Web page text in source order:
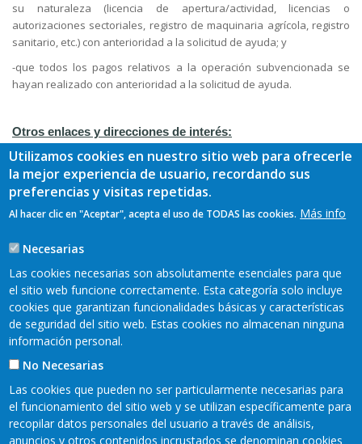
su naturaleza (licencia de apertura/actividad, licencias o
autorizaciones sectoriales, registro de maquinaria agrícola, registro
sanitario, etc.) con anterioridad a la solicitud de ayuda; y
-que todos los pagos relativos a la operación subvencionada se
hayan realizado con anterioridad a la solicitud de ayuda.
Otros enlaces y direcciones de interés:
BASES REGULADORAS LEADER 2023-2027.
https://www.leaderoriente.es
/sites/default/files/oriente/BBRR-
LEADER-BOPA-INVERSION-2025-04263_0.pdf
la COMUNICACIÓN PREVIA, a través del siguiente enlace:
📤 AYUD0535T01 - Comunicación previa de inicio de
operaciones subvencionables. LEADER (PEPAC 2023-2027) -
Sede Electrónica
Utilizamos cookies en nuestro sitio web para ofrecerle
la mejor experiencia de usuario, recordando sus
preferencias y visitas repetidas.
Al hacer clic en "Aceptar", acepta el uso de TODAS las cookies. Más info
Necesarias
Las cookies necesarias son absolutamente esenciales para que
el sitio web funcione correctamente. Esta categoría solo incluye
cookies que garantizan funcionalidades básicas y características
de seguridad del sitio web. Estas cookies no almacenan ninguna
información personal.
No Necesarias
Las cookies que pueden no ser particularmente necesarias para
el funcionamiento del sitio web y se utilizan específicamente para
recopilar datos personales del usuario a través de análisis,
anuncios y otros contenidos incrustados se denominan cookies